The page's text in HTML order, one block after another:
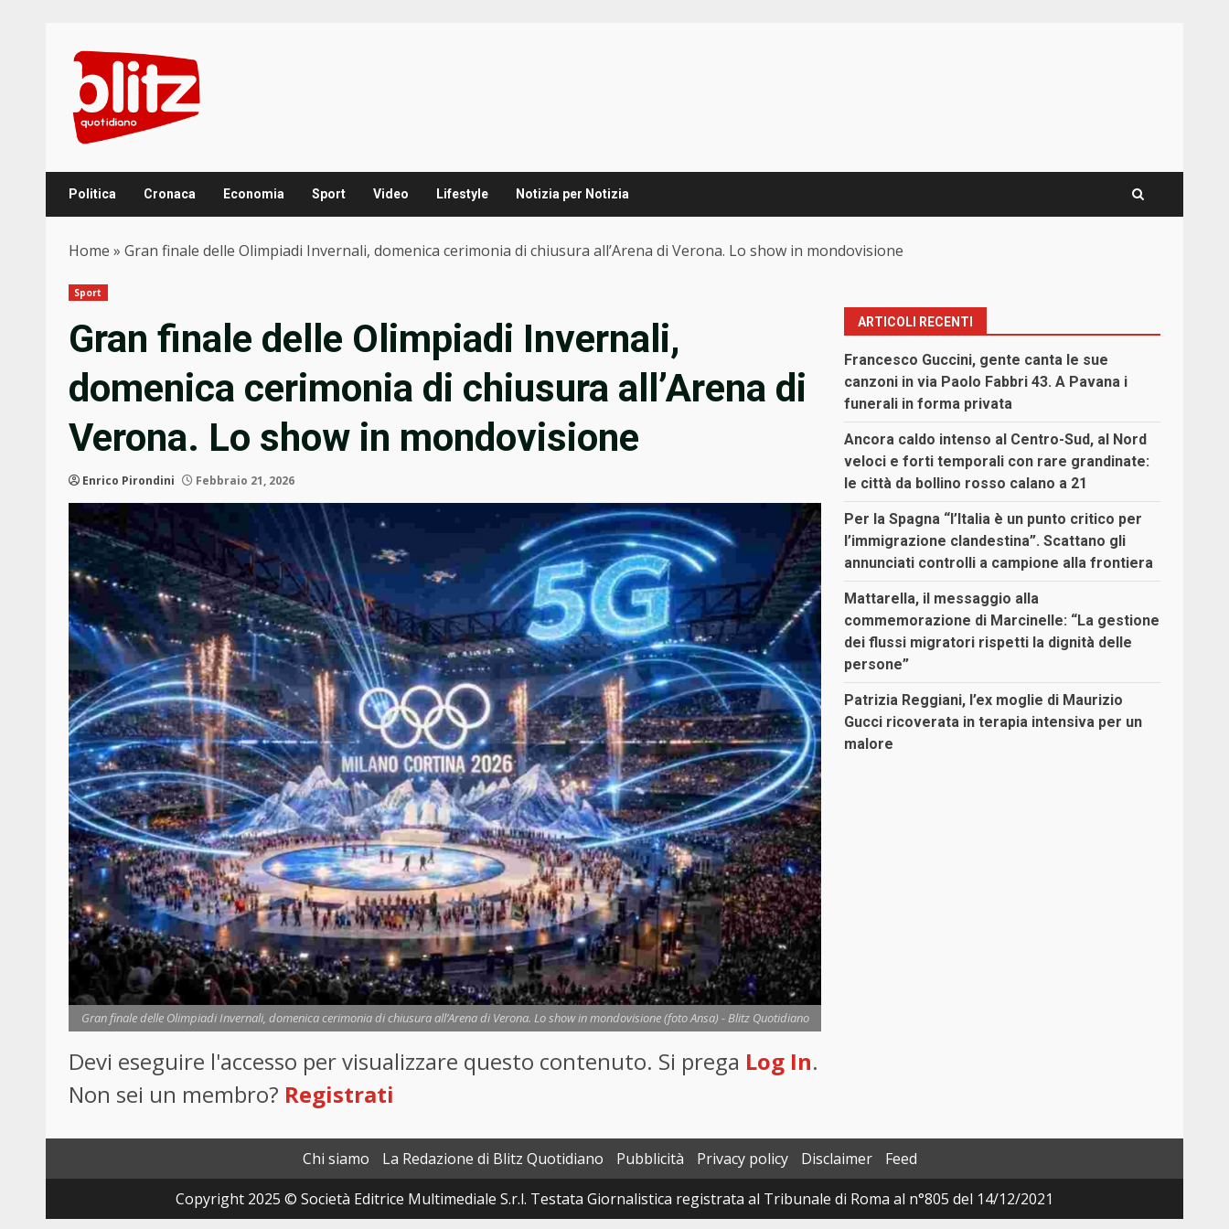
content
Politica Cronaca Economia Sport Video Lifestyle Notizia per Notizia
Home » Gran finale delle Olimpiadi Invernali, domenica cerimonia di chiusura all’Arena di Verona. Lo show in mondovisione
Sport
Gran finale delle Olimpiadi Invernali,
domenica cerimonia di chiusura all’Arena di
Verona. Lo show in mondovisione
Enrico Pirondini Febbraio 21, 2026
Gran finale delle Olimpiadi Invernali, domenica cerimonia di chiusura all’Arena di Verona. Lo show in mondovisione (foto Ansa) - Blitz Quotidiano
Devi eseguire l'accesso per visualizzare questo contenuto. Si prega Log In.
Non sei un membro? Registrati
ARTICOLI RECENTI
Francesco Guccini, gente canta le sue
canzoni in via Paolo Fabbri 43. A Pavana i
funerali in forma privata
Ancora caldo intenso al Centro-Sud, al Nord
veloci e forti temporali con rare grandinate:
le città da bollino rosso calano a 21
Per la Spagna “l’Italia è un punto critico per
l’immigrazione clandestina”. Scattano gli
annunciati controlli a campione alla frontiera
Mattarella, il messaggio alla
commemorazione di Marcinelle: “La gestione
dei flussi migratori rispetti la dignità delle
persone”
Patrizia Reggiani, l’ex moglie di Maurizio
Gucci ricoverata in terapia intensiva per un
malore
Chi siamo La Redazione di Blitz Quotidiano Pubblicità Privacy policy Disclaimer
Feed
Copyright 2025 © Società Editrice Multimediale S.r.l. Testata Giornalistica registrata al Tribunale di Roma al n°805 del 14/12/2021